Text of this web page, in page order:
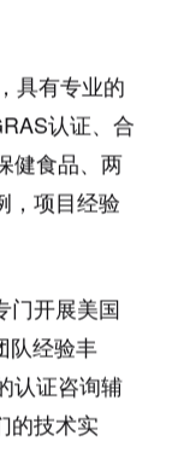
具有专业的
认证、合
健食品、两
，项目经验
门开展美国
队经验丰
认证咨询辅
的技术实